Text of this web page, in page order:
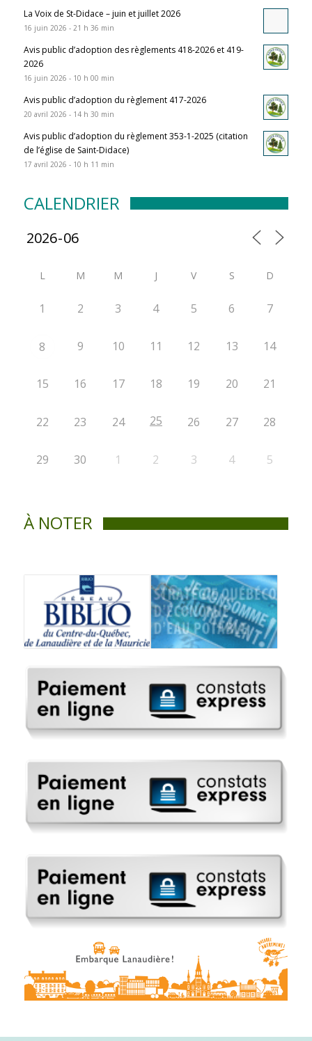
La Voix de St-Didace – juin et juillet 2026
16 juin 2026 - 21 h 36 min
Avis public d’adoption des règlements 418-2026 et 419-
2026
16 juin 2026 - 10 h 00 min
Avis public d’adoption du règlement 417-2026
20 avril 2026 - 14 h 30 min
Avis public d’adoption du règlement 353-1-2025 (citation
de l’église de Saint-Didace)
17 avril 2026 - 10 h 11 min
CALENDRIER
L M M J V S D
1 2 3 4 5 6 7
8 9 10 11 12 13 14
15 16 17 18 19 20 21
22 23 24 25 26 27 28
29 30 1 2 3 4 5
À NOTER